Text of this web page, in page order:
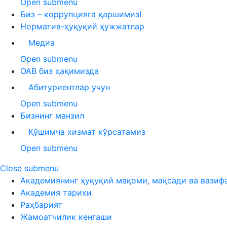
Open submenu
Биз – коррупцияга қаршимиз!
Норматив-ҳуқуқий ҳужжатлар
Медиа
Open submenu
ОАВ биз ҳақимизда
Абитуриентлар учун
Open submenu
Бизнинг манзил
Қўшимча хизмат кўрсатамиз
Open submenu
Close submenu
Академиянинг ҳуқуқий мақоми, мақсади ва
Академия тарихи
Раҳбарият
Жамоатчилик кенгаши